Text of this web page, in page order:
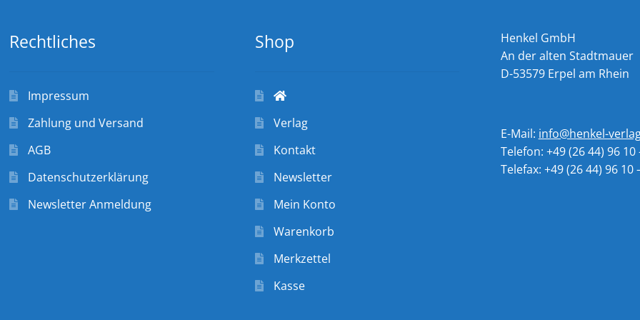
Rechtliches
Impressum
Zahlung und Versand
AGB
Datenschutzerklärung
Newsletter Anmeldung
Shop
Verlag
Kontakt
Newsletter
Mein Konto
Warenkorb
Merkzettel
Kasse
Henkel GmbH
An der alten Stadtmauer
D-53579 Erpel am Rhein
E-Mail: info@henkel-
Telefon: +49 (26 44) 96 10
Telefax: +49 (26 44) 96 10